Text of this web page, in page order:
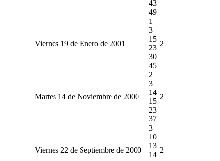
43
49
Viernes 19 de Enero de 2001
1
3
15
23
30
45
2
Martes 14 de Noviembre de 2000
2
3
14
15
23
37
2
Viernes 22 de Septiembre de 2000
3
10
13
14
2